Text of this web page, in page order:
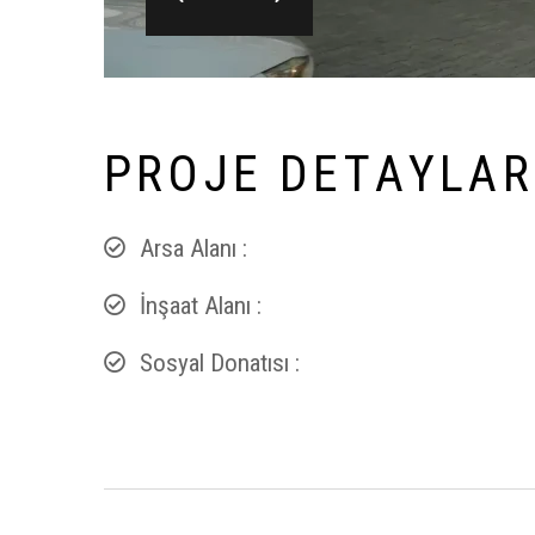
PROJ E D ETAYLAR
Arsa Alanı :
İnşaat Alanı :
Sosyal Donatısı :